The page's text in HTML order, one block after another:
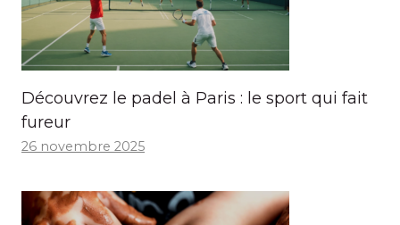
Découvrez le padel à Paris : le sport qui fait
fureur
26 novembre 2025